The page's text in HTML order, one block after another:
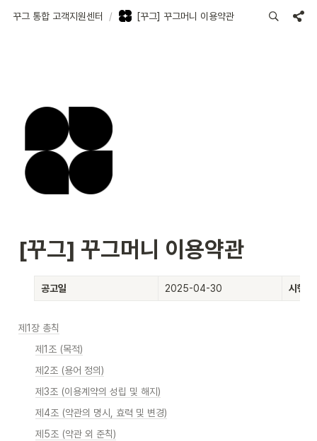
꾸그 통합 고객지원센터 / [꾸그] 꾸그머니 이용약관
[꾸그] 꾸그머니 이용약관
공고일 2025-04-30 시행일
제1장 총칙
제1조 (목적)
제2조 (용어 정의)
제3조 (이용계약의 성립 및 해지)
제4조 (약관의 명시, 효력 및 변경)
제5조 (약관 외 준칙)